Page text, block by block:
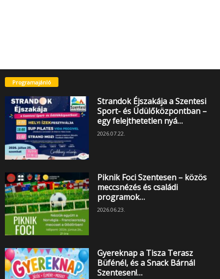
Programajánló
Strandok Éjszakája a Szentesi
Sport- és Üdülőközpontban –
egy felejthetetlen nyá…
2026.07.22.
Piknik Foci Szentesen – közös
meccsnézés és családi
programok…
2026.06.23.
Gyereknap a Tisza Terasz
Büfénél, és a Snack Bárnál
Szentesen!…